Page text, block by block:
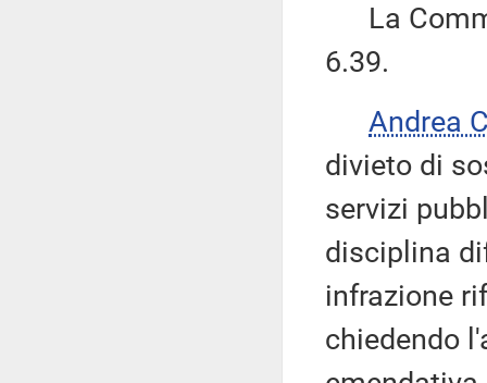
La
6.39.
Andrea
divieto di
servizi
disciplina
infrazione
chiedendo